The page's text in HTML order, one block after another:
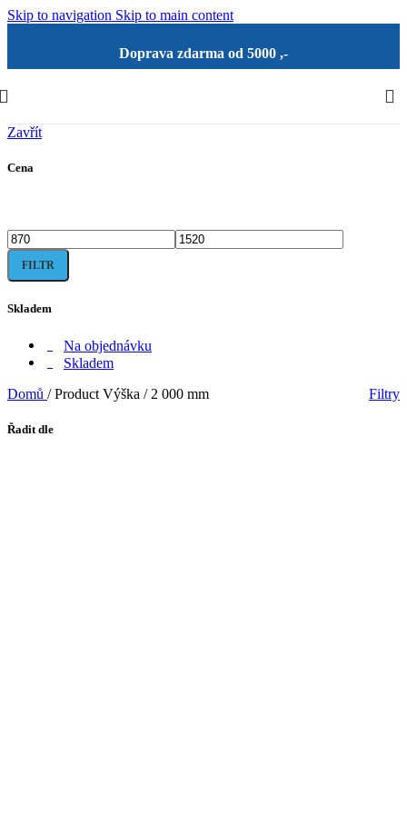
Skip to navigation Skip to main content
Doprava zdarma od 5000 ,-
Zavřít
Cena
Minimální
cena
Maximální
cena
FILTR
Skladem
Na objednávku
Skladem
Domů / Product Výška / 2 000 mm Filtry
Řadit dle